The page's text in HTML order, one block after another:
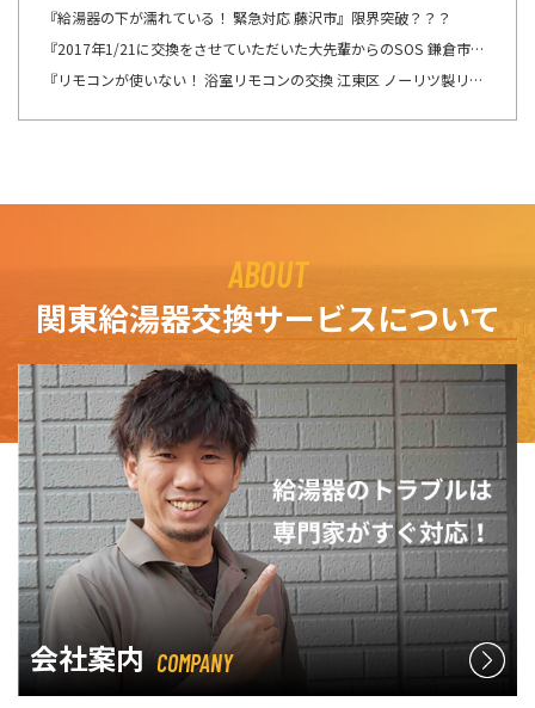
『給湯器の下が濡れている！ 緊急対応 藤沢市』限界突破？？？
『2017年1/21に交換をさせていただいた大先輩からのSOS 鎌倉市』この週末は、少しゆっくり出来そうです！！！
『リモコンが使いない！ 浴室リモコンの交換 江東区 ノーリツ製リモコン RC-8201Sの交換』自然の驚異を感じますね。
ABOUT
関東給湯器交換サービスについて
会社案内 COMPANY